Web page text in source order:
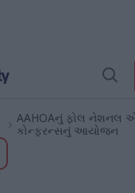
Open
AAHOAનું ફોલ નેશનલ
કોન્ફરન્સનું આયોજન